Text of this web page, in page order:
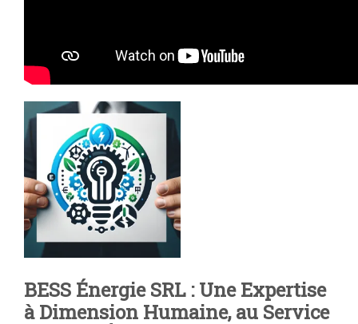
BESS Énergie SRL : Une Expertise
à Dimension Humaine, au Service